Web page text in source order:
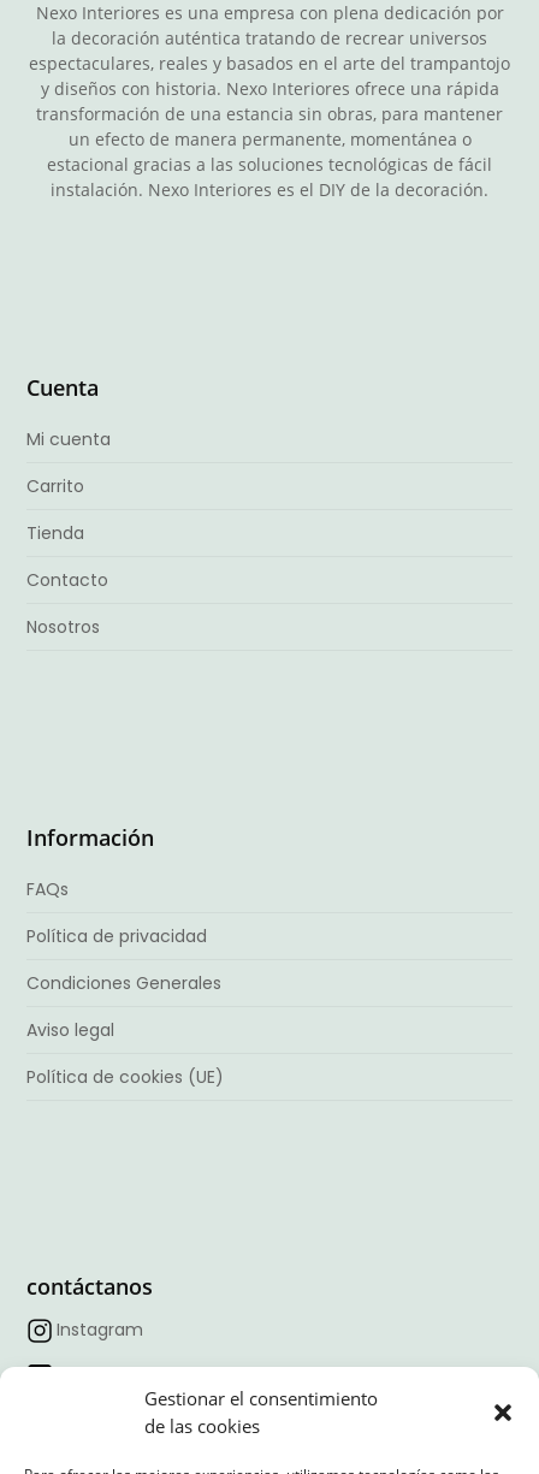
Gestionar el consentimiento
de las cookies
Nexo Interiores es una empresa con plena dedicación por
la decoración auténtica tratando de recrear universos
espectaculares, reales y basados en el arte del trampantojo
y diseños con historia. Nexo Interiores ofrece una rápida
transformación de una estancia sin obras, para mantener
un efecto de manera permanente, momentánea o
estacional gracias a las soluciones tecnológicas de fácil
instalación. Nexo Interiores es el DIY de la decoración.
Cuenta
Mi cuenta
Carrito
Tienda
Contacto
Nosotros
Información
FAQs
Política de privacidad
Condiciones Generales
Aviso legal
Política de cookies (UE)
contáctanos
Instagram
Facebook
Linkedin